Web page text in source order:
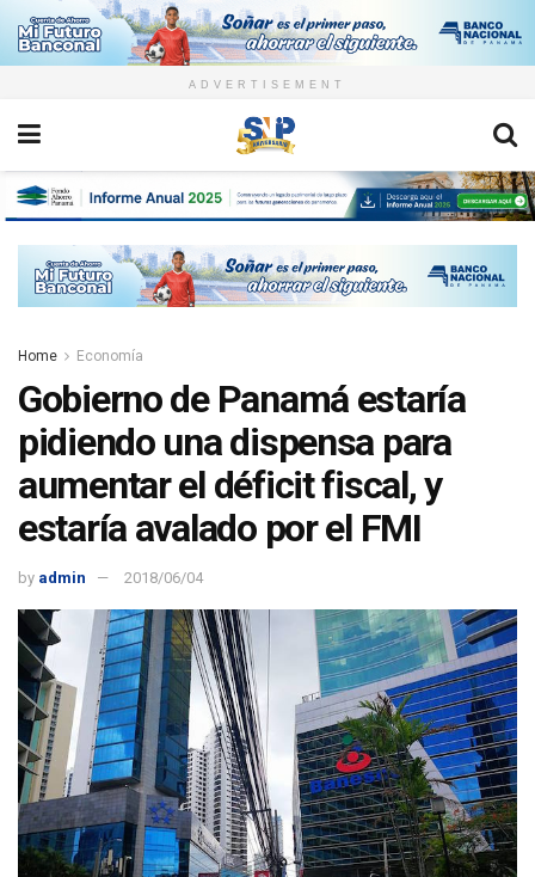
ADVERTISEMENT
Home Economía
Gobierno de Panamá estaría
pidiendo una dispensa para
aumentar el déficit fiscal, y
estaría avalado por el FMI
by admin 2018/06/04